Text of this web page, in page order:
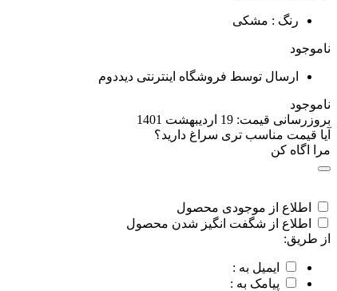
رنگ : مشکی
ناموجود
ارسال توسط فروشگاه اینترنتی دیددوم
ناموجود
بروزرسانی قیمت: 19 اردیبهشت 1401
آیا قیمت مناسب تری سراغ دارید؟
مرا اگاه کن
اطلاع از موجودی محصول
اطلاع از شگفت انگیز شدن محصول
از طریق:
ایمیل به :
پیامک به :